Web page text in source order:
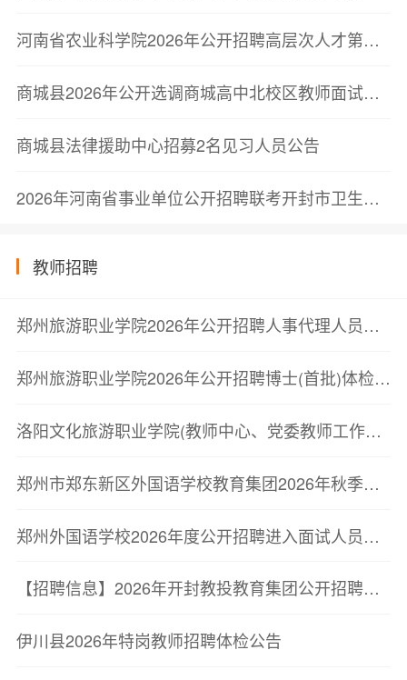
河南省农业科学院2026年公开招聘高层次人才第二轮面试成绩公示与体检公告
商城县2026年公开选调商城高中北校区教师面试公告
商城县法律援助中心招募2名见习人员公告
2026年河南省事业单位公开招聘联考开封市卫生类岗位进入考察人员公告
教师招聘
郑州旅游职业学院2026年公开招聘人事代理人员体检通知
郑州旅游职业学院2026年公开招聘博士(首批)体检通知
洛阳文化旅游职业学院(教师中心、党委教师工作部)2026年公开招聘教师考察公告
郑州市郑东新区外国语学校教育集团2026年秋季招聘教师公告
郑州外国语学校2026年度公开招聘进入面试人员公告
【招聘信息】2026年开封教投教育集团公开招聘公告
伊川县2026年特岗教师招聘体检公告